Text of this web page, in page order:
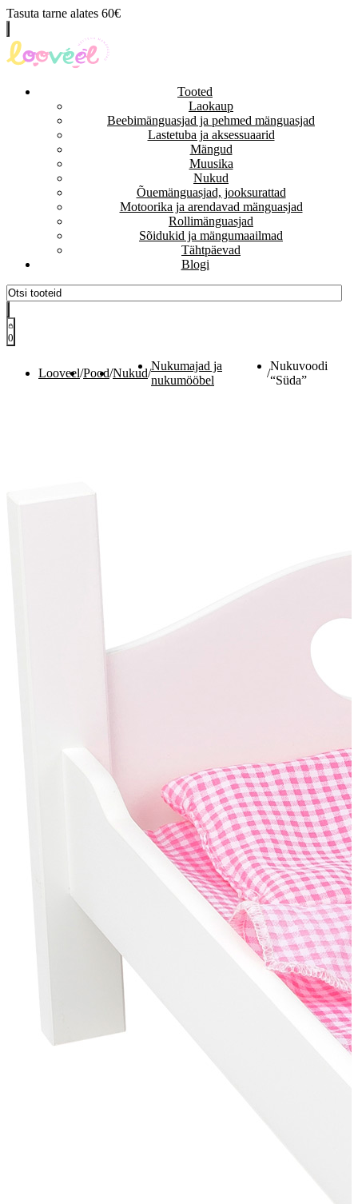
Tasuta tarne alates 60€
Tooted
Laokaup
Beebimänguasjad ja pehmed mänguasjad
Lastetuba ja aksessuaarid
Mängud
Muusika
Nukud
Õuemänguasjad, jooksurattad
Motoorika ja arendavad mänguasjad
Rollimänguasjad
Sõidukid ja mängumaailmad
Tähtpäevad
Blogi
0
Looveel/Pood/Nukud/
Nukumajad ja
nukumööbel
/
Nukuvoodi
“Süda”